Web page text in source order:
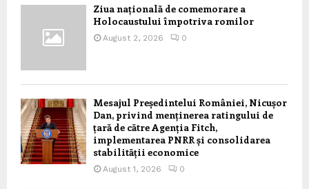
Ziua națională de comemorare a
Holocaustului împotriva romilor
August 2, 2026 0
Mesajul Președintelui României, Nicușor
Dan, privind menținerea ratingului de
țară de către Agenția Fitch,
implementarea PNRR și consolidarea
stabilității economice
August 1, 2026 0